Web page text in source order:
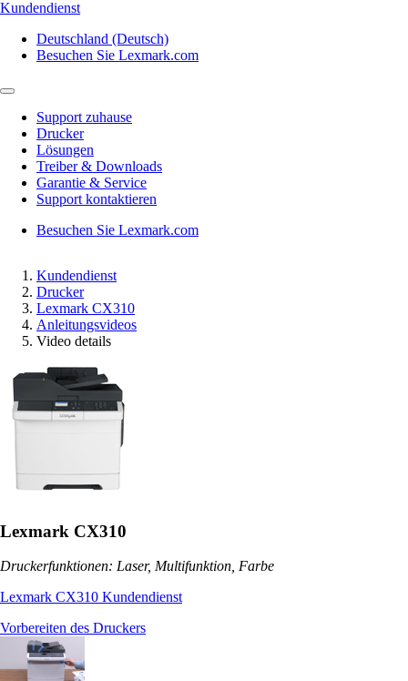
Kundendienst
Deutschland (Deutsch)
Besuchen Sie Lexmark.com
Support zuhause
Drucker
Lösungen
Treiber & Downloads
Garantie & Service
Support kontaktieren
Besuchen Sie Lexmark.com
Kundendienst
Drucker
Lexmark CX310
Anleitungsvideos
Video details
Lexmark CX310
Druckerfunktionen: Laser, Multifunktion, Farbe
Lexmark CX310 Kundendienst
Vorbereiten des Druckers